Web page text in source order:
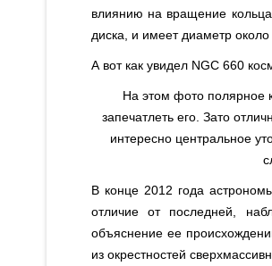
влиянию на вращение
диска, и имеет диаметр около
А вот как увидел NGC 660
На этом фото полярное
запечатлеть его. Зато
интересно центральное
В конце 2012 года
отличие от последней,
объяснение ее
из окрестностей